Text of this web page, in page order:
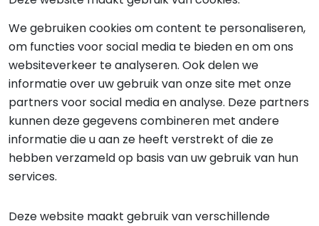
We gebruiken cookies om content te personaliseren,
om functies voor social media te bieden en om ons
websiteverkeer te analyseren. Ook delen we
informatie over uw gebruik van onze site met onze
partners voor social media en analyse. Deze partners
kunnen deze gegevens combineren met andere
informatie die u aan ze heeft verstrekt of die ze
hebben verzameld op basis van uw gebruik van hun
services.
Deze website maakt gebruik van verschillende